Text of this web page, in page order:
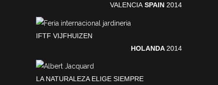
VALENCIASPAIN 2014
IFTF VIJFHUIZEN
HOLANDA 2014
LA NATURALEZA ELIGE SIEMPRE